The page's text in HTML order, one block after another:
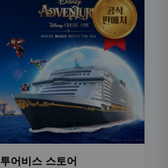
투어비스 스토어